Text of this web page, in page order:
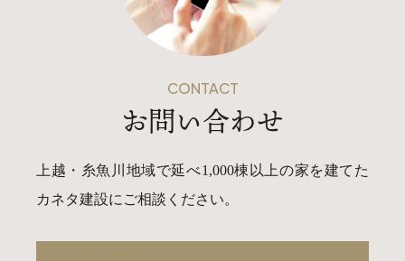
CONTACT
お問い合わせ
上越・糸魚川地域で延べ1,000棟以上の家を建てた
カネタ建設にご相談ください。